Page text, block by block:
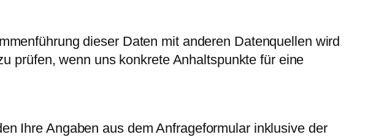
dieser Daten mit anderen Datenquellen wird
prüfen, wenn uns konkrete Anhaltspunkte für eine
Ihre Angaben aus dem Anfrageformular inklusive der